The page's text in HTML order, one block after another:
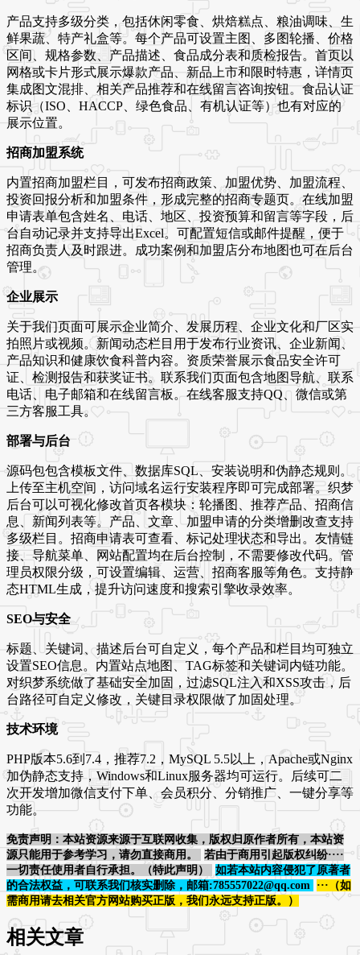
产品支持多级分类，包括休闲零食、烘焙糕点、粮油调味、生
鲜果蔬、特产礼盒等。每个产品可设置主图、多图轮播、价格
区间、规格参数、产品描述、食品成分表和质检报告。首页以
网格或卡片形式展示爆款产品、新品上市和限时特惠，详情页
集成图文混排、相关产品推荐和在线留言咨询按钮。食品认证
标识（ISO、HACCP、绿色食品、有机认证等）也有对应的
展示位置。
招商加盟系统
内置招商加盟栏目，可发布招商政策、加盟优势、加盟流程、
投资回报分析和加盟条件，形成完整的招商专题页。在线加盟
申请表单包含姓名、电话、地区、投资预算和留言等字段，后
台自动记录并支持导出Excel。可配置短信或邮件提醒，便于
招商负责人及时跟进。成功案例和加盟店分布地图也可在后台
管理。
企业展示
关于我们页面可展示企业简介、发展历程、企业文化和厂区实
拍照片或视频。新闻动态栏目用于发布行业资讯、企业新闻、
产品知识和健康饮食科普内容。资质荣誉展示食品安全许可
证、检测报告和获奖证书。联系我们页面包含地图导航、联系
电话、电子邮箱和在线留言板。在线客服支持QQ、微信或第
三方客服工具。
部署与后台
源码包包含模板文件、数据库SQL、安装说明和伪静态规则。
上传至主机空间，访问域名运行安装程序即可完成部署。织梦
后台可以可视化修改首页各模块：轮播图、推荐产品、招商信
息、新闻列表等。产品、文章、加盟申请的分类增删改查支持
多级栏目。招商申请表可查看、标记处理状态和导出。友情链
接、导航菜单、网站配置均在后台控制，不需要修改代码。管
理员权限分级，可设置编辑、运营、招商客服等角色。支持静
态HTML生成，提升访问速度和搜索引擎收录效率。
SEO与安全
标题、关键词、描述后台可自定义，每个产品和栏目均可独立
设置SEO信息。内置站点地图、TAG标签和关键词内链功能。
对织梦系统做了基础安全加固，过滤SQL注入和XSS攻击，后
台路径可自定义修改，关键目录权限做了加固处理。
技术环境
PHP版本5.6到7.4，推荐7.2，MySQL 5.5以上，Apache或Nginx
加伪静态支持，Windows和Linux服务器均可运行。后续可二
次开发增加微信支付下单、会员积分、分销推广、一键分享等
功能。
免责声明：本站资源来源于互联网收集，版权归原作者所有，本站资
源只能用于参考学习，请勿直接商用。
若由于商用引起版权纠纷····
一切责任使用者自行承担。（特此声明）
如若本站内容侵犯了原著者
的合法权益，可联系我们核实删除，邮箱:785557022@qq.com
···（如
需商用请去相关官方网站购买正版，我们永远支持正版。）
相关文章